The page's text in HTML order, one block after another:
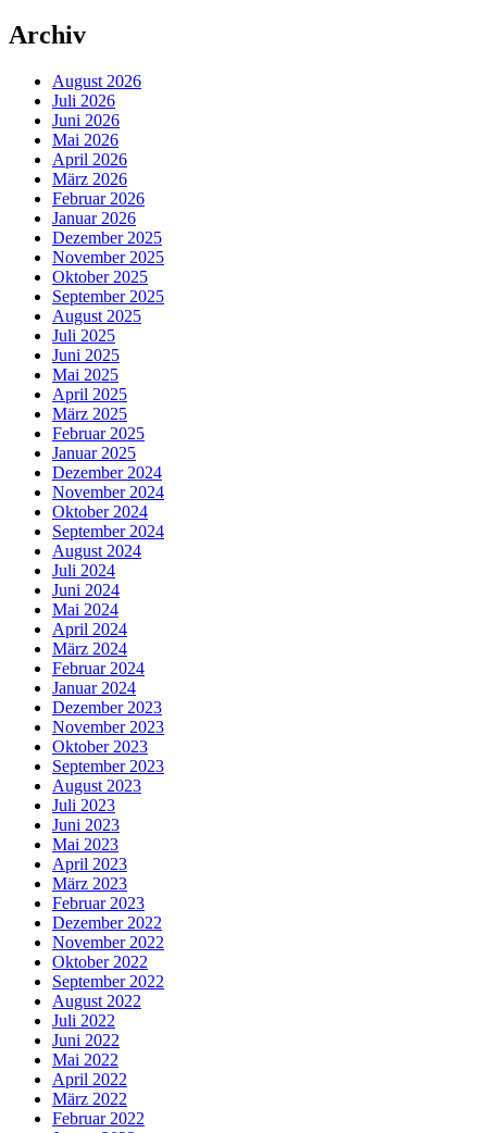
Archiv
August 2026
Juli 2026
Juni 2026
Mai 2026
April 2026
März 2026
Februar 2026
Januar 2026
Dezember 2025
November 2025
Oktober 2025
September 2025
August 2025
Juli 2025
Juni 2025
Mai 2025
April 2025
März 2025
Februar 2025
Januar 2025
Dezember 2024
November 2024
Oktober 2024
September 2024
August 2024
Juli 2024
Juni 2024
Mai 2024
April 2024
März 2024
Februar 2024
Januar 2024
Dezember 2023
November 2023
Oktober 2023
September 2023
August 2023
Juli 2023
Juni 2023
Mai 2023
April 2023
März 2023
Februar 2023
Dezember 2022
November 2022
Oktober 2022
September 2022
August 2022
Juli 2022
Juni 2022
Mai 2022
April 2022
März 2022
Februar 2022